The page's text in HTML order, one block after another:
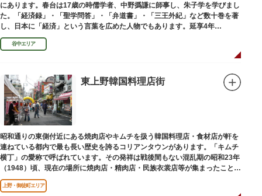
にあります。春台は17歳の時儒学者、中野撝謙に師事し、朱子学を学びまし
た。「経済録」・「聖学問答」・「弁道書」・「三王外紀」など数十巻を著
し、日本に「経済」という言葉を広めた人物でもあります。延享4年
（1747）に没しました。
谷中エリア
東上野韓国料理店街
昭和通りの東側付近にある焼肉店やキムチを扱う韓国料理店・食材店が軒を
連ねている都内で最も長い歴史を誇るコリアンタウンがあります。「キムチ
横丁」の愛称で呼ばれています。その発祥は戦後間もない混乱期の昭和23年
（1948）頃、現在の場所に焼肉店・精肉店・民族衣裳店等が集まったことに
端を発しています。
上野・御徒町エリア